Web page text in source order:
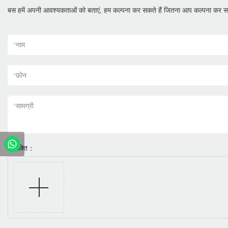
बस हमें अपनी आवश्यकताओं को बताएं, हम कल्पना कर सकते हैं जितना आप कल्पना कर
*नाम
*फ़ोन
*सामग्री
आसक्ति：